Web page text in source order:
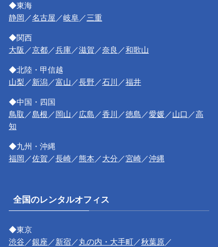
◆東海
静岡 ／名古屋 ／岐阜／三重
◆関西
大阪 ／京都／兵庫／滋賀 ／奈良 ／和歌山
◆北陸・甲信越
山梨 ／新潟 ／富山 ／長野 ／石川 ／福井
◆中国・四国
鳥取 ／島根 ／岡山 ／ 広島 ／香川 ／徳島 ／愛媛／山口 ／高
知
◆九州・沖縄
福岡 ／佐賀 ／長崎／熊本 ／大分 ／宮崎／沖縄
全国のレンタルオフィス
◆東京
渋谷 ／銀座 ／新宿 ／丸の内・大手町／秋葉原／